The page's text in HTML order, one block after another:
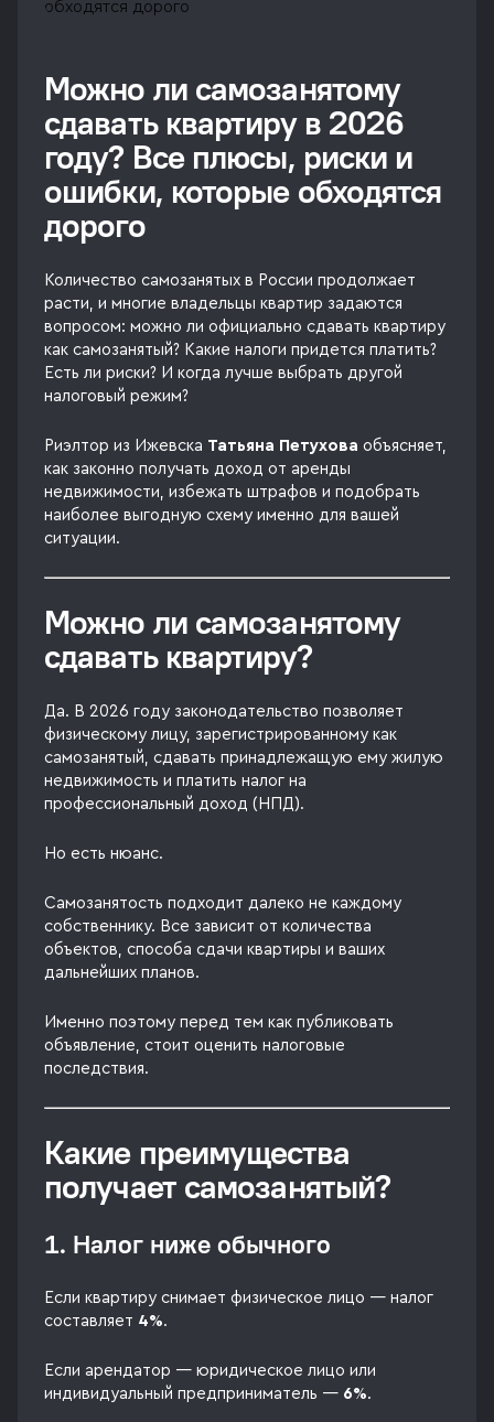
Можно ли самозанятому
сдавать квартиру в 2026
году? Все плюсы, риски и
ошибки, которые обходятся
дорого
Количество самозанятых в России продолжает
расти, и многие владельцы квартир задаются
вопросом: можно ли официально сдавать квартиру
как самозанятый? Какие налоги придется платить?
Есть ли риски? И когда лучше выбрать другой
налоговый режим?
Риэлтор из Ижевска Татьяна Петухова объясняет,
как законно получать доход от аренды
недвижимости, избежать штрафов и подобрать
наиболее выгодную схему именно для вашей
ситуации.
Можно ли самозанятому
сдавать квартиру?
Да. В 2026 году законодательство позволяет
физическому лицу, зарегистрированному как
самозанятый, сдавать принадлежащую ему жилую
недвижимость и платить налог на
профессиональный доход (НПД).
Но есть нюанс.
Самозанятость подходит далеко не каждому
собственнику. Все зависит от количества
объектов, способа сдачи квартиры и ваших
дальнейших планов.
Именно поэтому перед тем как публиковать
объявление, стоит оценить налоговые
последствия.
Какие преимущества
получает самозанятый?
1. Налог ниже обычного
Если квартиру снимает физическое лицо — налог
составляет 4%.
Если арендатор — юридическое лицо или
индивидуальный предприниматель — 6%.